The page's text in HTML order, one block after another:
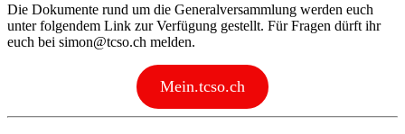
Die Dokumente rund um die Generalversammlung werden euch
unter folgendem Link zur Verfügung gestellt. Für Fragen dürft ihr
euch bei simon@tcso.ch melden.
Mein.tcso.ch